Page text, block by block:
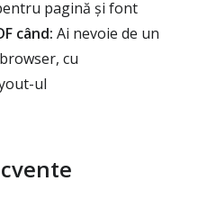
pagină și font
când: Ai nevoie de un
cu
ul